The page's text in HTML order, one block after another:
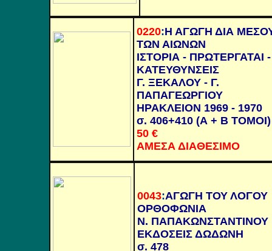
0220:Η ΑΓΩΓΗ ΔΙΑ
ΤΩΝ ΑΙΩΝΩΝ
ΙΣΤΟΡΙΑ - ΠΡΩΤΕΡΓΑΤΑΙ -
ΚΑΤΕΥΘΥΝΣΕΙΣ
Γ. ΞΕΚΑΛΟΥ - Γ.
ΠΑΠΑΓΕΩΡΓΙΟΥ
ΗΡΑΚΛΕΙΟΝ 1969 - 1970
σ. 406+410 (Α + Β ΤΟΜΟΙ)
50 €
ΑΜΕΣΑ ΔΙΑΘΕΣΙΜΟ
0043:ΑΓΩΓΗ ΤΟΥ ΛΟΓΟΥ
ΟΡΘΟΦΩΝΙΑ
Ν. ΠΑΠΑΚΩΝΣΤΑΝΤΙΝΟΥ
ΕΚΔΟΣΕΙΣ ΔΩΔΩΝΗ
σ. 478